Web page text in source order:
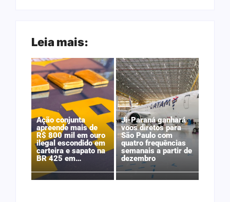
Leia mais:
Ação conjunta
apreende mais de
R$ 800 mil em ouro
ilegal escondido em
carteira e sapato na
BR 425 em…
Ji-Paraná ganhará
voos diretos para
São Paulo com
quatro frequências
semanais a partir de
dezembro